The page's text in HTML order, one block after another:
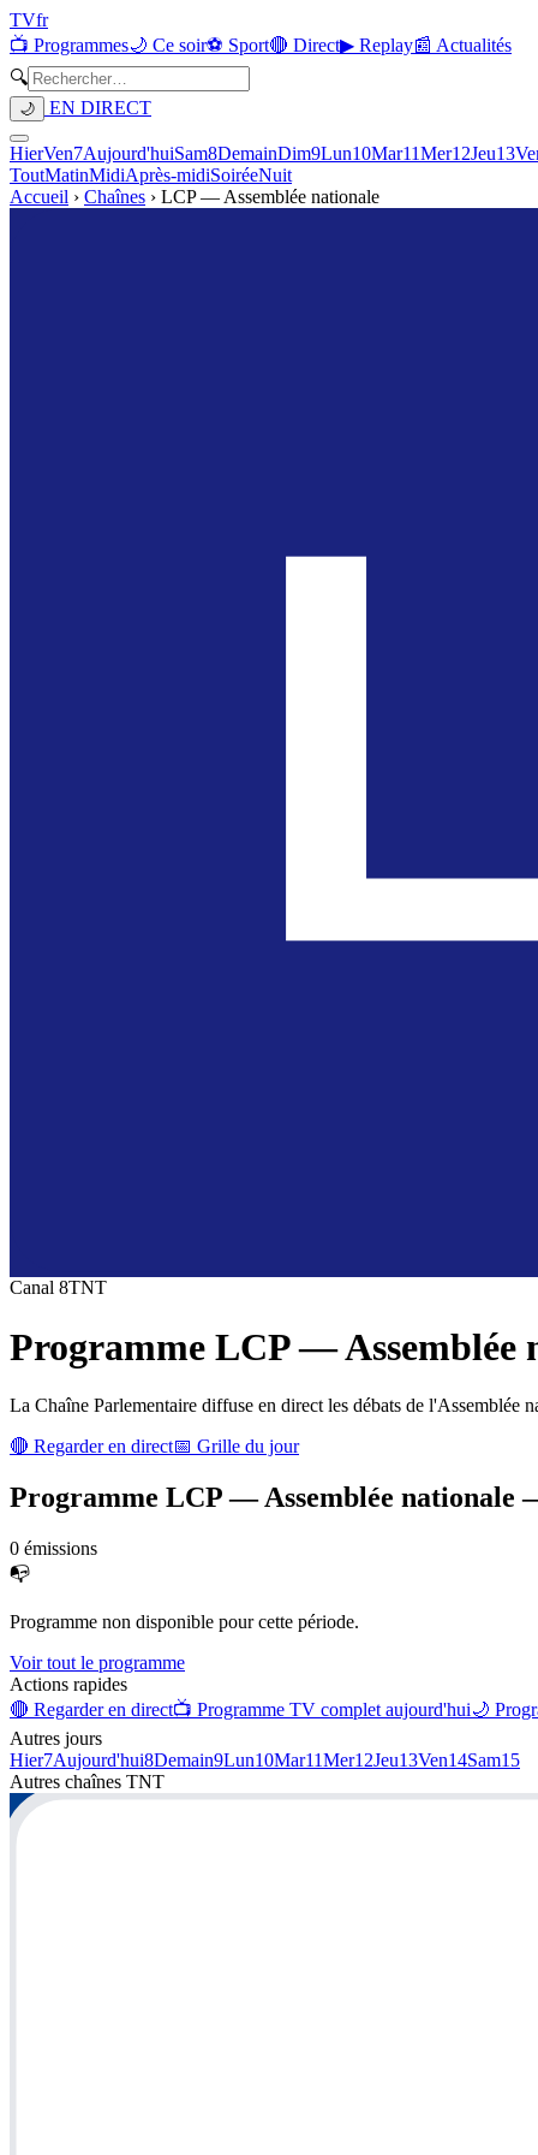
TVfr
📺 Programmes🌙 Ce soir⚽ Sport🔴 Direct▶ Replay📰 Actualités
🔍
🌙 EN DIRECT
HierVen7Aujourd'huiSam8DemainDim9Lun10Mar11Mer12Jeu13
ToutMatinMidiAprès-midiSoiréeNuit
Accueil › Chaînes › LCP — Assemblée nationale
Canal 8TNT
Programme LCP — Assemblée
La Chaîne Parlementaire diffuse en direct les débats de l'Assemblée
🔴 Regarder en direct📅 Grille du jour
Programme LCP — Assemblée nationale
0 émissions
📭
Programme non disponible pour cette période.
Voir tout le programme
Actions rapides
🔴 Regarder en direct📺 Programme TV complet aujourd'hui🌙
Autres jours
Hier7Aujourd'hui8Demain9Lun10Mar11Mer12Jeu13Ven14Sam15
Autres chaînes TNT